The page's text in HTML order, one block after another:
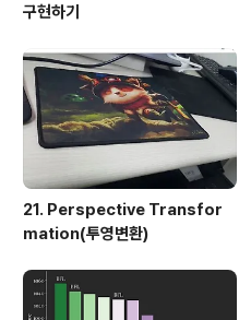
구현하기
21. Perspective Transfor
mation(투영변환)